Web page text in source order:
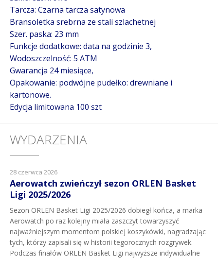
Tarcza: Czarna tarcza satynowa
Bransoletka srebrna ze stali szlachetnej
Szer. paska: 23 mm
Funkcje dodatkowe: data na godzinie 3,
Wodoszczelność: 5 ATM
Gwarancja 24 miesiące,
Opakowanie: podwójne pudełko: drewniane i
kartonowe.
Edycja limitowana 100 szt
WYDARZENIA
28 czerwca 2026
Aerowatch zwieńczył sezon ORLEN Basket
Ligi 2025/2026
Sezon ORLEN Basket Ligi 2025/2026 dobiegł końca, a marka
Aerowatch po raz kolejny miała zaszczyt towarzyszyć
najważniejszym momentom polskiej koszykówki, nagradzając
tych, którzy zapisali się w historii tegorocznych rozgrywek.
Podczas finałów ORLEN Basket Ligi najwyższe indywidualne